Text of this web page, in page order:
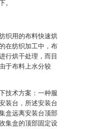
。
织用的布料快速烘
在纺织加工中，布
行烘干处理，而目
于布料上水分较
技术方案：一种服
装台，所述安装台
盒远离安装台顶部
集盒的顶部固定设